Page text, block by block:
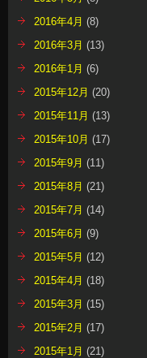
2016年4月 (8)
2016年3月 (13)
2016年1月 (6)
2015年12月 (20)
2015年11月 (13)
2015年10月 (17)
2015年9月 (11)
2015年8月 (21)
2015年7月 (14)
2015年6月 (9)
2015年5月 (12)
2015年4月 (18)
2015年3月 (15)
2015年2月 (17)
2015年1月 (21)